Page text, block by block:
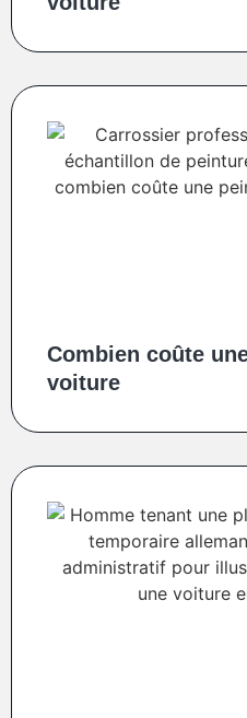
Combien coûte
voiture